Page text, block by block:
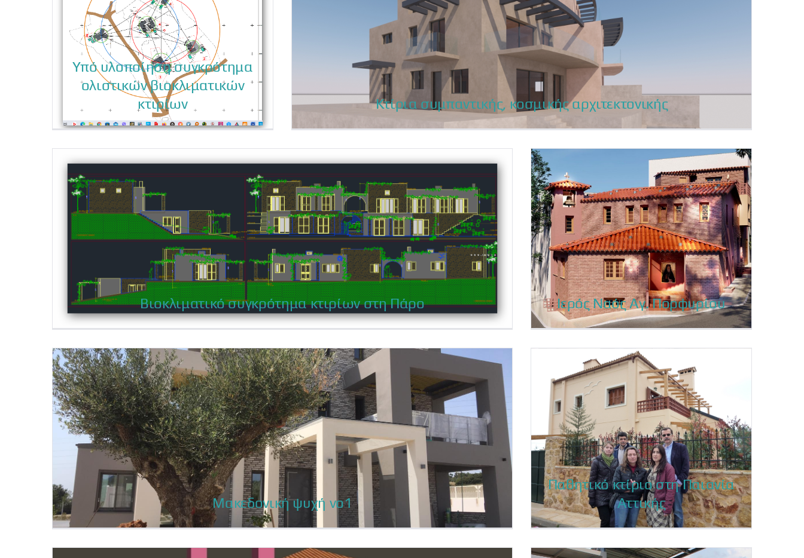
Υπό υλοποίηση συγκρότημα
ολιστικών βιοκλιματικών
κτιρίων
Υπό υλοποίηση συγκρότημα
ολιστικών βιοκλιματικών
κτιρίων
Κτίρια συμπαντικής, κοσμικής αρχιτεκτονικής
Κτίρια συμπαντικής, κοσμικής αρχιτεκτονικής
Βιοκλιματικό συγκρότημα κτιρίων στη Πάρο
Βιοκλιματικό συγκρότημα κτιρίων στη Πάρο
Μακεδονική ψυχή νο1
Ιερός Ναός Αγ. Πορφυρίου
Ιερός Ναός Αγ. Πορφυρίου
Παθητικό κτίριο στη Παιανία
Αττικής